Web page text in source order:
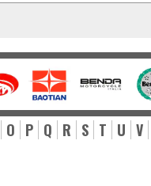
O P Q R S T U V